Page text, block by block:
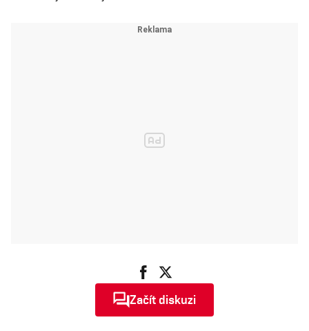
Začít diskuzi